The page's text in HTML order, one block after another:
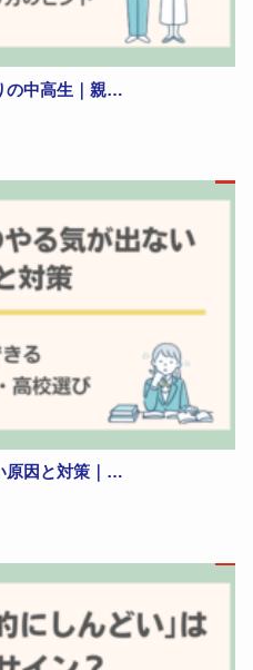
の中高生｜親…
原因と対策｜…